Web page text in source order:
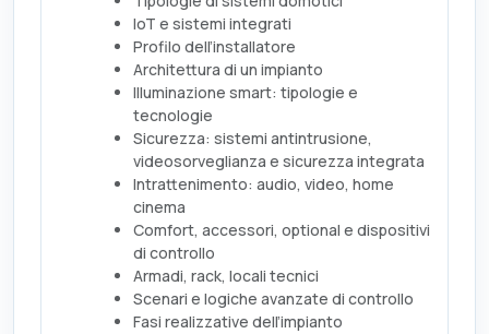
IoT e sistemi integrati
Profilo dell’installatore
Architettura di un impianto
Illuminazione smart: tipologie e
tecnologie
Sicurezza: sistemi antintrusione,
videosorveglianza e sicurezza integrata
Intrattenimento: audio, video, home
cinema
Comfort, accessori, optional e dispositivi
di controllo
Armadi, rack, locali tecnici
Scenari e logiche avanzate di controllo
Fasi realizzative dell’impianto